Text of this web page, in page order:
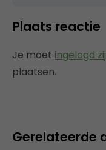
Plaats reactie
Je moet ingelogd
plaatsen.
Gerelateerde